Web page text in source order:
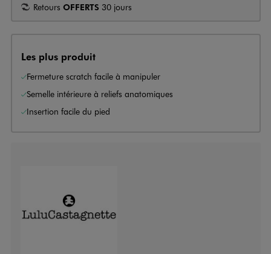
Retours OFFERTS 30 jours
Les plus produit
Fermeture scratch facile à manipuler
Semelle intérieure à reliefs anatomiques
Insertion facile du pied